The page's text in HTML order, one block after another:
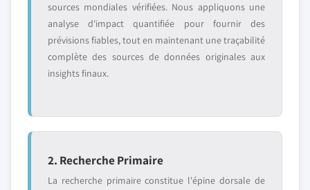
sources mondiales vérifiées. Nous appliquons une
analyse d'impact quantifiée pour fournir des
prévisions fiables, tout en maintenant une traçabilité
complète des sources de données originales aux
insights finaux.
2. Recherche Primaire
La recherche primaire constitue l'épine dorsale de